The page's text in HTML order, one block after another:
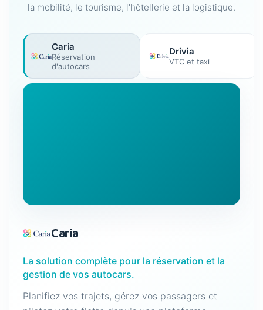
la mobilité, le tourisme, l'hôtellerie et la logistique.
Caria
Réservation
d'autocars
Drivia
VTC et taxi
Caria
La solution complète pour la réservation et la
gestion de vos autocars.
Planifiez vos trajets, gérez vos passagers et